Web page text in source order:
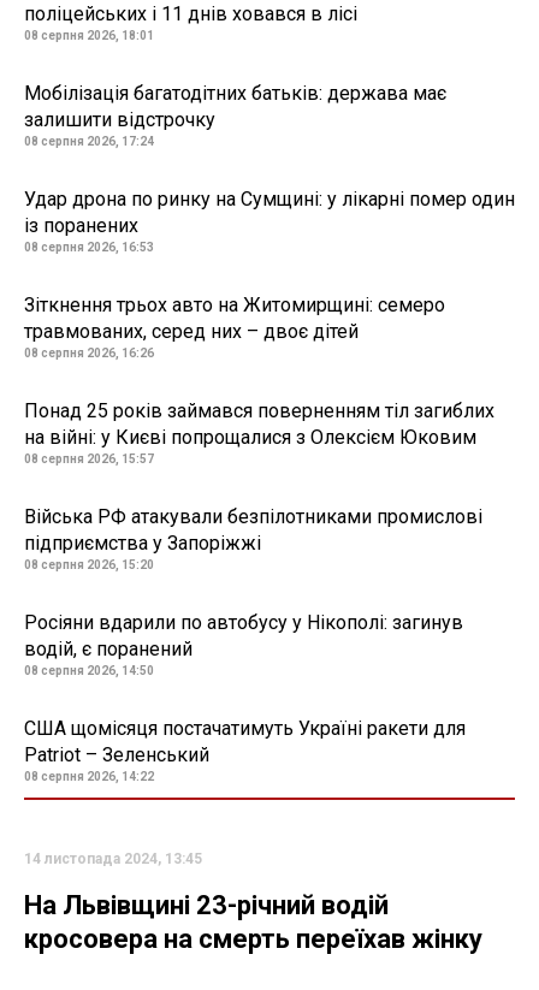
поліцейських і 11 днів ховався в лісі
08 серпня 2026, 18:01
Мобілізація багатодітних батьків: держава має
залишити відстрочку
08 серпня 2026, 17:24
Удар дрона по ринку на Сумщині: у лікарні помер один
із поранених
08 серпня 2026, 16:53
Зіткнення трьох авто на Житомирщині: семеро
травмованих, серед них – двоє дітей
08 серпня 2026, 16:26
Понад 25 років займався поверненням тіл загиблих
на війні: у Києві попрощалися з Олексієм Юковим
08 серпня 2026, 15:57
Війська РФ атакували безпілотниками промислові
підприємства у Запоріжжі
08 серпня 2026, 15:20
Росіяни вдарили по автобусу у Нікополі: загинув
водій, є поранений
08 серпня 2026, 14:50
США щомісяця постачатимуть Україні ракети для
Patriot – Зеленський
08 серпня 2026, 14:22
14 листопада 2024, 13:45
На Львівщині 23-річний водій
кросовера на смерть переїхав жінку